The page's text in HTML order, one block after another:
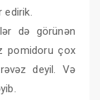
edirik.
də görünən
pomidoru çox
deyil. Və